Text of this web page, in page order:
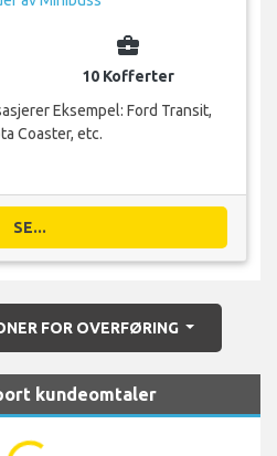
business_center
10 Kofferter
Eksempel: Ford Transit,
Coaster, etc.
SE...
FOR OVERFØRING
kundeomtaler